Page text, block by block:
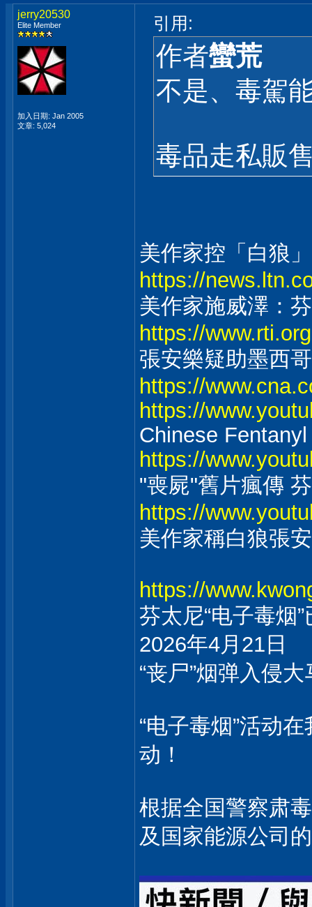
jerry20530
Elite Member
加入日期: Jan 2005
文章: 5,024
引用:
作者蠻荒
不是、毒駕
毒品走私販
美作家控「白狼
https://
美作家施威澤：
https://
張安樂疑助墨西
https://
https://
Chinese
https://
"喪屍"舊片瘋傳
https://
美作家稱白狼張
https://
芬太尼“电子毒烟
2026年4月21日
“丧尸”烟弹入侵大
“电子毒烟”活动
动！
根据全国警察肃
及国家能源公司